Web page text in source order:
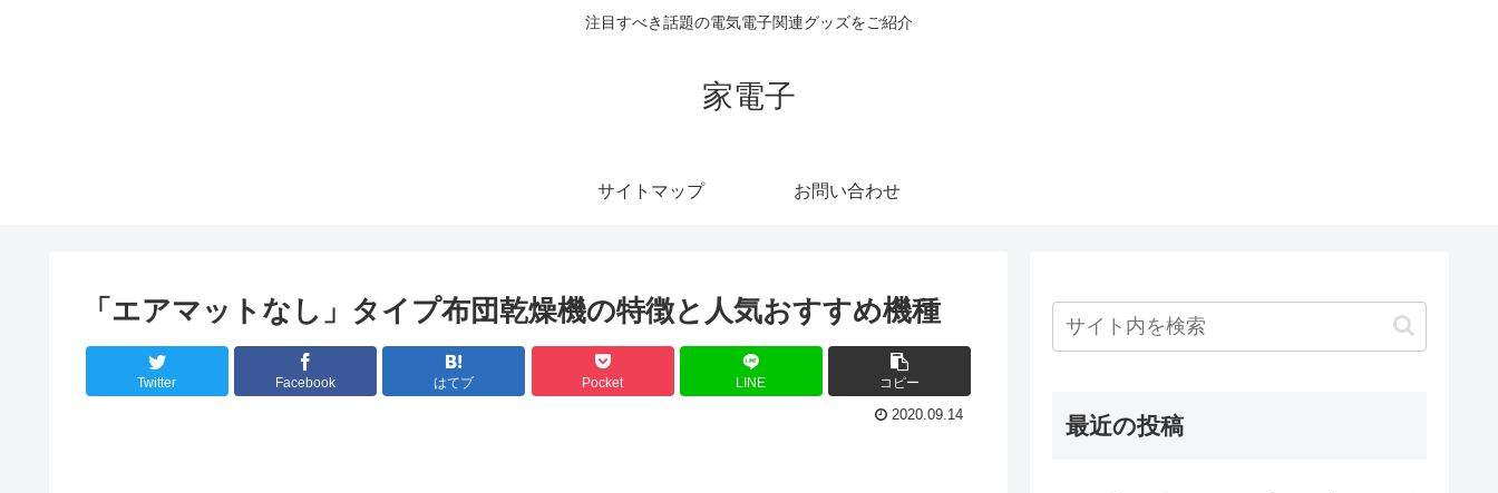
注目すべき話題の電気電子関連グッズをご紹介
家電子
サイトマップ お問い合わせ
「エアマットなし」タイプ布団乾燥機の特徴と人気おすすめ機種
Twitter Facebook はてブ Pocket LINE コピー
2020.09.14 最近の投稿